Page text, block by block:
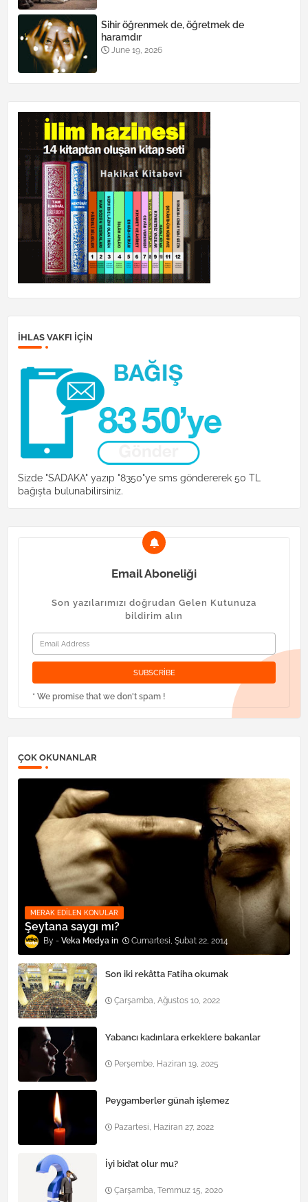
Sihir öğrenmek de, öğretmek de
haramdır
June 19, 2026
İHLAS VAKFI IÇIN
Sizde "SADAKA" yazıp "8350"ye sms göndererek 50 TL
bağışta bulunabilirsiniz.
Email Aboneliği
Son yazılarımızı doğrudan Gelen Kutunuza
bildirim alın
* We promise that we don't spam !
ÇOK OKUNANLAR
MERAK EDILEN KONULAR
Şeytana saygı mı?
Veka Medya Cumartesi, Şubat 22, 2014
Son iki rekâtta Fatiha okumak
Çarşamba, Ağustos 10, 2022
Yabancı kadınlara erkeklere bakanlar
Perşembe, Haziran 19, 2025
Peygamberler günah işlemez
Pazartesi, Haziran 27, 2022
İyi bid’at olur mu?
Çarşamba, Temmuz 15, 2020